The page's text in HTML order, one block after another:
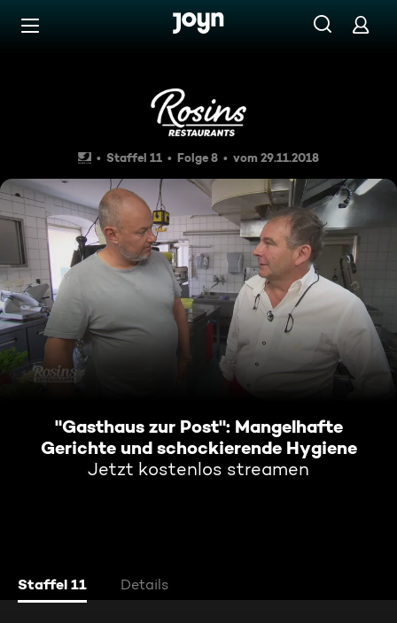
Zum Inhalt springen
"Gasthaus zur Post":
Staffel 11 Folge 8 vom 29.11.2018
"Gasthaus zur Post": Mangelhafte
Gerichte und schockierende Hygiene
Jetzt kostenlos streamen
Staffel 11 Details